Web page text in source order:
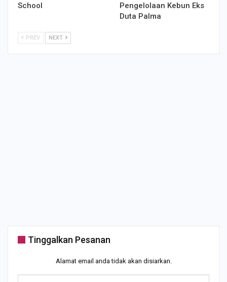
School
Pengelolaan Kebun Eks
Duta Palma
PREV NEXT
Tinggalkan Pesanan
Alamat email anda tidak akan disiarkan.